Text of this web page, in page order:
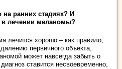
на ранних стадиях? И
в лечении меланомы?
лечится хорошо – как правило,
первичного объекта,
может навсегда забыть о
ставится несвоевременно,